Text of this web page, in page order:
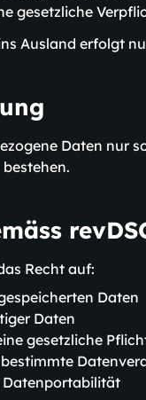
gesetzliche
Ausland erfolgt
Daten nur
Recht auf:
Daten
Daten
gesetzliche